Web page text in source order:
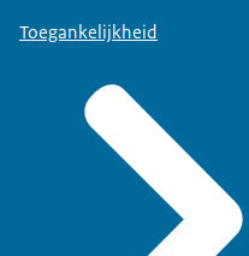
Toegankelijkheid